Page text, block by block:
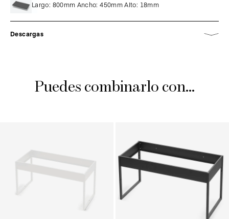
Largo: 800mm Ancho: 450mm Alto: 18mm
Descargas
Puedes combinarlo con...